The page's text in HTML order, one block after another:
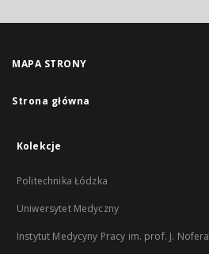
MAPA STRONY
Strona główna
Kolekcje
Politechnika Łódzka
Uniwersytet Medyczny
Instytut Medycyny Pracy im. prof. J. Nofera